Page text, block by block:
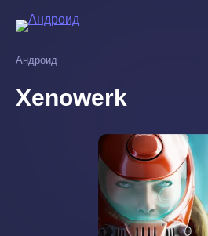
основному
Андроид
Xenowerk